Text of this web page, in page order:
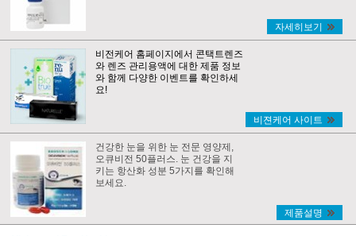
자세히보기
비전케어 홈페이지에서 콘택트렌즈
와 렌즈 관리용액에 대한 제품 정보
와 함께 다양한 이벤트를 확인하세
요!
비젼케어 사이트
건강한 눈을 위한 눈 전문 영양제,
오큐비전 50플러스. 눈 건강을 지
키는 항산화 성분 5가지를 확인해
보세요.
제품설명